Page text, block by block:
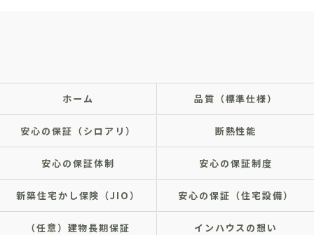
ホーム 品質（標準仕様）
安心の保証（シロアリ） 断熱性能
安心の保証体制 安心の保証制度
新築住宅かし保険（JIO） 安心の保証（住宅設備）
（任意）建物長期保証 インハウスの想い